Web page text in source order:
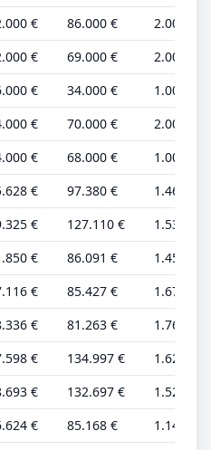
€ 86.000 €
2.000 €
€ 69.000 €
2.000 €
€ 34.000 €
1.000 €
€ 70.000 €
2.000 €
€ 68.000 €
1.000 €
€ 97.380 €
1.468 €
€ 127.110 €
1.538 €
€ 86.091 €
1.454 €
€ 85.427 €
1.673 €
€ 81.263 €
1.765 €
€ 134.997 €
1.628 €
€ 132.697 €
1.521 €
€ 85.168 € 1.143 €